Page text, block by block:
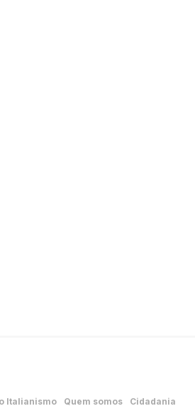
Italianismo Quem somos
Cidadania